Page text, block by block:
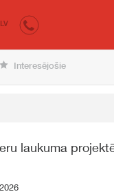
LV
Interesējošie
laukuma